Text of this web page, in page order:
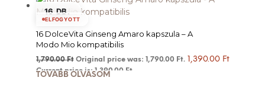
16 DB.
ELFOGYOTT
16 DolceVita Ginseng Amaro kapszula – A
Modo Mio kompatibilis
1,790.00Ft Original price was: 1,790.00 Ft. 1,390.00 Ft
Current price is: 1,390.00 Ft.
TOVÁBB OLVASOM